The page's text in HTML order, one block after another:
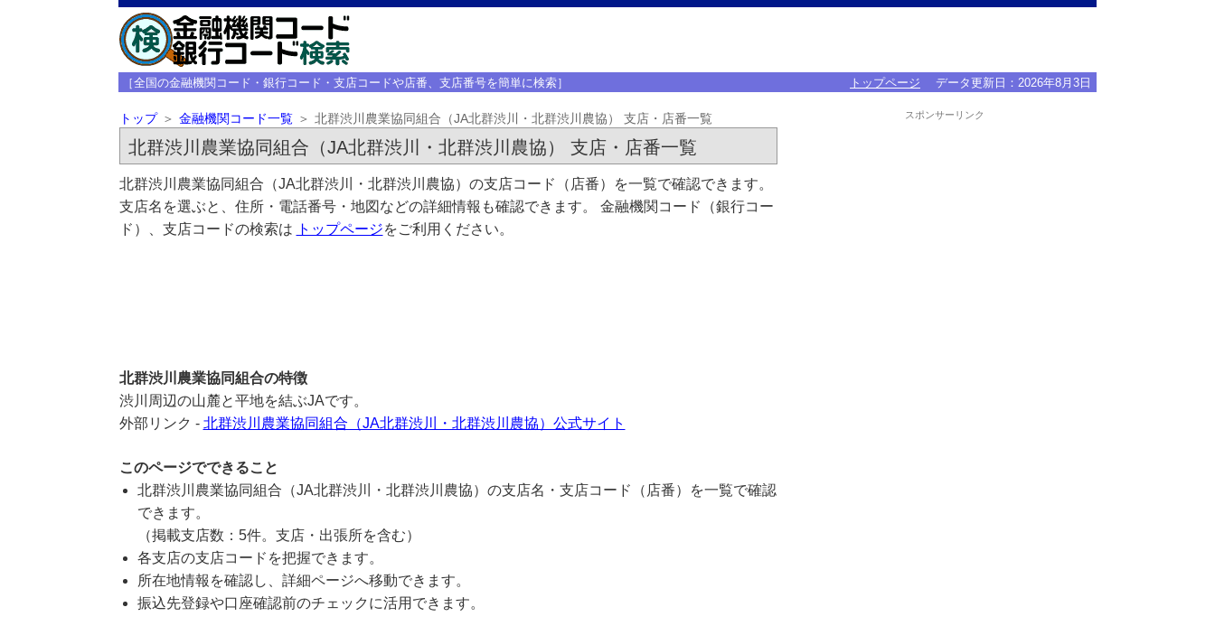
［全国の金融機関コード・銀行コード・支店コードや店番、支店番号を簡単に検索］ トップページ データ更新日： 2026年8月3日
トップ 金融機関コード一覧 北群渋川農業協同組合（JA北群渋川・北群渋川農協） 支店・店番一覧
北群渋川農業協同組合（JA北群渋川・北群渋川農協） 支店・店番一覧
北群渋川農業協同組合（JA北群渋川・北群渋川農協）の支店コード（店番）を一覧で確認できます。
支店名を選ぶと、住所・電話番号・地図などの詳細情報も確認できます。 金融機関コード（銀行コー
ド）、支店コードの検索は
トップページをご利用ください。
北群渋川農業協同組合の特徴
渋川周辺の山麓と平地を結ぶJAです。
外部リンク - 北群渋川農業協同組合（JA北群渋川・北群渋川農協）公式サイト
このページでできること
北群渋川農業協同組合（JA北群渋川・北群渋川農協）の支店名・支店コード（店番）を一覧で確認
できます。
（掲載支店数：5件。支店・出張所を含む）
各支店の支店コードを把握できます。
所在地情報を確認し、詳細ページへ移動できます。
振込先登録や口座確認前のチェックに活用できます。
スポンサーリンク